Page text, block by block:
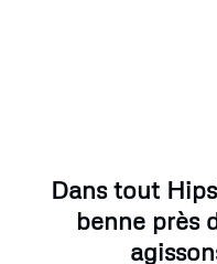
Dans tout
benne près